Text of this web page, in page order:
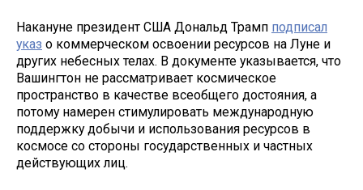
Накануне президент США Дональд Трамп подписал
указ о коммерческом освоении ресурсов на Луне и
других небесных телах. В документе указывается, что
Вашингтон не рассматривает космическое
пространство в качестве всеобщего достояния, а
потому намерен стимулировать международную
поддержку добычи и использования ресурсов в
космосе со стороны государственных и частных
действующих лиц.